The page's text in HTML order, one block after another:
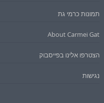
תמונות כרמי גת
About Carmei Gat
הצטרפו אלינו בפייסבוק
נגישות